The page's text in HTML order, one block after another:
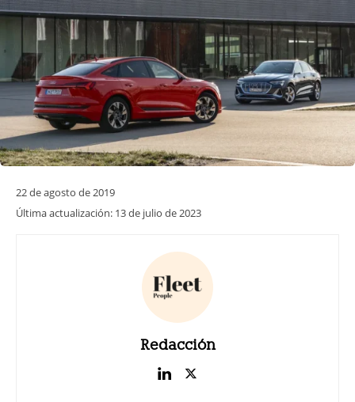
22 de agosto de 2019
Última actualización: 13 de julio de 2023
Redacción